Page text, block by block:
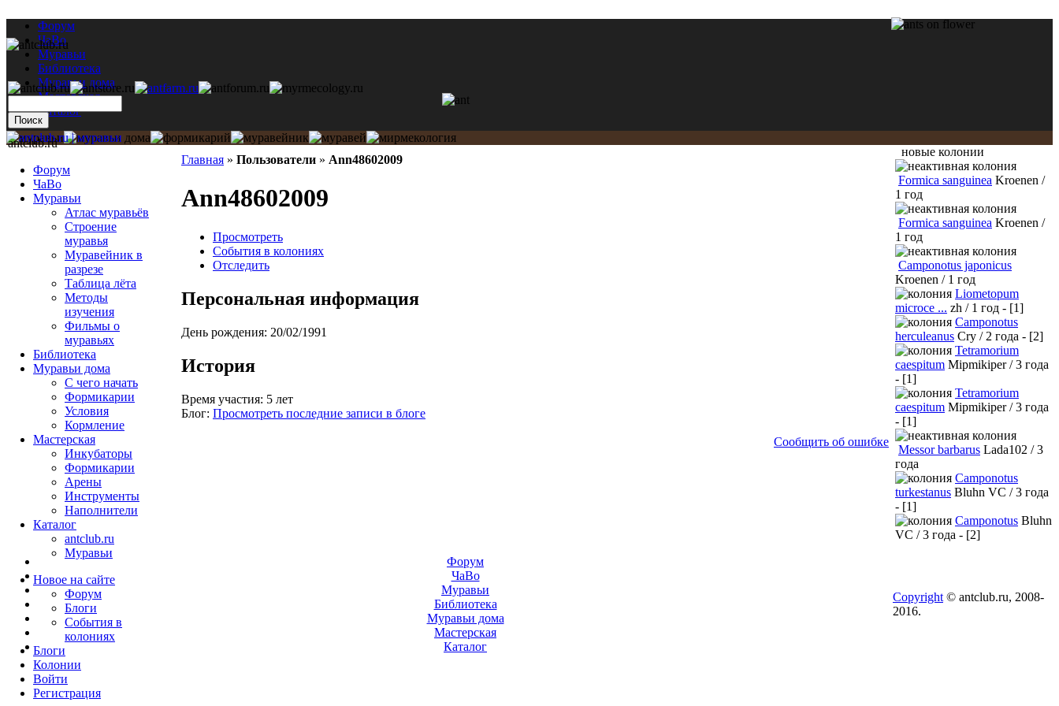
Форум
ЧаВо
Муравьи
Библиотека
Муравьи дома
Мастерская
Каталог
Главная » Пользователи » Ann48602009
Ann48602009
Просмотреть
События в колониях
Отследить
Персональная информация
День рождения: 20/02/1991
История
Время участия: 5 лет
Блог: Просмотреть последние записи в блоге
Сообщить об ошибке
antclub.ru
Форум
ЧаВо
Муравьи
Атлас муравьёв
Строение
муравья
Муравейник в
разрезе
Таблица лёта
Методы
изучения
Фильмы о
муравьях
Библиотека
Муравьи дома
С чего начать
Формикарии
Условия
Кормление
Мастерская
Инкубаторы
Формикарии
Арены
Инструменты
Наполнители
Каталог
antclub.ru
Муравьи
Новое на сайте
Форум
Блоги
События в
колониях
Блоги
Колонии
Войти
Peгиcтpaция
новые колонии
Formica sanguinea Kroenen /
1 год
Formica sanguinea Kroenen /
1 год
Camponotus japonicus
Kroenen / 1 год
Liometopum
microce ... zh / 1 год - [1]
Camponotus
herculeanus Cry / 2 года - [2]
Tetramorium
caespitum Mipmikiper / 3 года
- [1]
Tetramorium
caespitum Mipmikiper / 3 года
- [1]
Messor barbarus Lada102 / 3
года
Camponotus
turkestanus Bluhn VC / 3 года
- [1]
Camponotus Bluhn
VC / 3 года - [2]
Форум
ЧаВо
Муравьи
Библиотека
Муравьи дома
Мастерская
Каталог
Copyright © antclub.ru, 2008-
2016.